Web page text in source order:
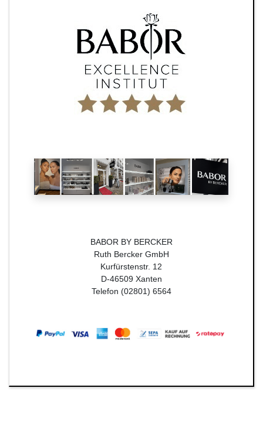
BABOR BY BERCKER
Ruth Bercker GmbH
Kurfürstenstr. 12
D-46509 Xanten
Telefon (02801) 6564